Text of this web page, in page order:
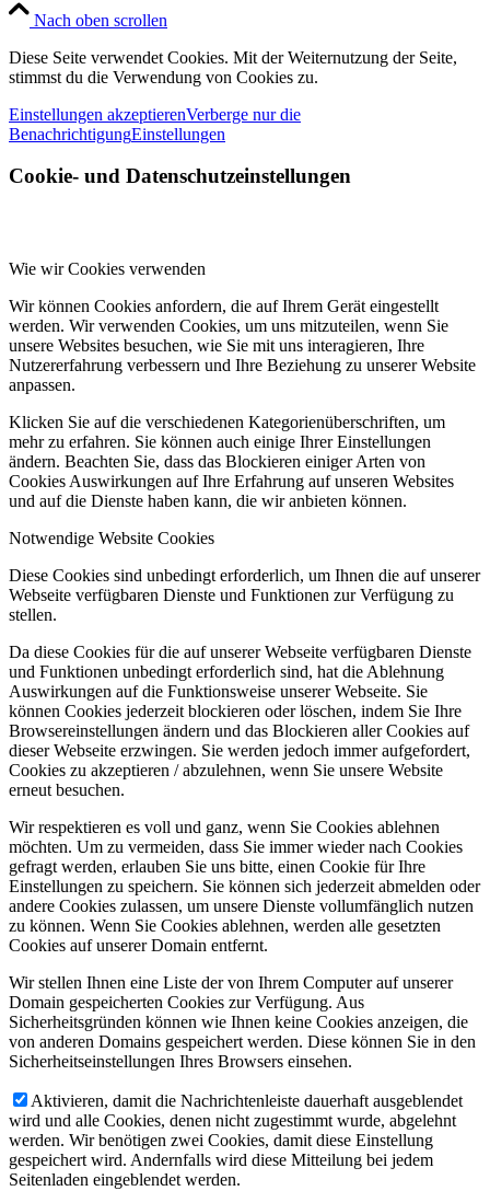
Nach oben scrollen
Diese Seite verwendet Cookies. Mit der Weiternutzung der Seite,
stimmst du die Verwendung von Cookies zu.
Einstellungen akzeptierenVerberge nur die
BenachrichtigungEinstellungen
Cookie- und Datenschutzeinstellungen
Wie wir Cookies verwenden
Wir können Cookies anfordern, die auf Ihrem Gerät eingestellt
werden. Wir verwenden Cookies, um uns mitzuteilen, wenn Sie
unsere Websites besuchen, wie Sie mit uns interagieren, Ihre
Nutzererfahrung verbessern und Ihre Beziehung zu unserer Website
anpassen.
Klicken Sie auf die verschiedenen Kategorienüberschriften, um
mehr zu erfahren. Sie können auch einige Ihrer Einstellungen
ändern. Beachten Sie, dass das Blockieren einiger Arten von
Cookies Auswirkungen auf Ihre Erfahrung auf unseren Websites
und auf die Dienste haben kann, die wir anbieten können.
Notwendige Website Cookies
Diese Cookies sind unbedingt erforderlich, um Ihnen die auf unserer
Webseite verfügbaren Dienste und Funktionen zur Verfügung zu
stellen.
Da diese Cookies für die auf unserer Webseite verfügbaren Dienste
und Funktionen unbedingt erforderlich sind, hat die Ablehnung
Auswirkungen auf die Funktionsweise unserer Webseite. Sie
können Cookies jederzeit blockieren oder löschen, indem Sie Ihre
Browsereinstellungen ändern und das Blockieren aller Cookies auf
dieser Webseite erzwingen. Sie werden jedoch immer aufgefordert,
Cookies zu akzeptieren / abzulehnen, wenn Sie unsere Website
erneut besuchen.
Wir respektieren es voll und ganz, wenn Sie Cookies ablehnen
möchten. Um zu vermeiden, dass Sie immer wieder nach Cookies
gefragt werden, erlauben Sie uns bitte, einen Cookie für Ihre
Einstellungen zu speichern. Sie können sich jederzeit abmelden oder
andere Cookies zulassen, um unsere Dienste vollumfänglich nutzen
zu können. Wenn Sie Cookies ablehnen, werden alle gesetzten
Cookies auf unserer Domain entfernt.
Wir stellen Ihnen eine Liste der von Ihrem Computer auf unserer
Domain gespeicherten Cookies zur Verfügung. Aus
Sicherheitsgründen können wie Ihnen keine Cookies anzeigen, die
von anderen Domains gespeichert werden. Diese können Sie in den
Sicherheitseinstellungen Ihres Browsers einsehen.
Aktivieren, damit die Nachrichtenleiste dauerhaft ausgeblendet
wird und alle Cookies, denen nicht zugestimmt wurde, abgelehnt
werden. Wir benötigen zwei Cookies, damit diese Einstellung
gespeichert wird. Andernfalls wird diese Mitteilung bei jedem
Seitenladen eingeblendet werden.